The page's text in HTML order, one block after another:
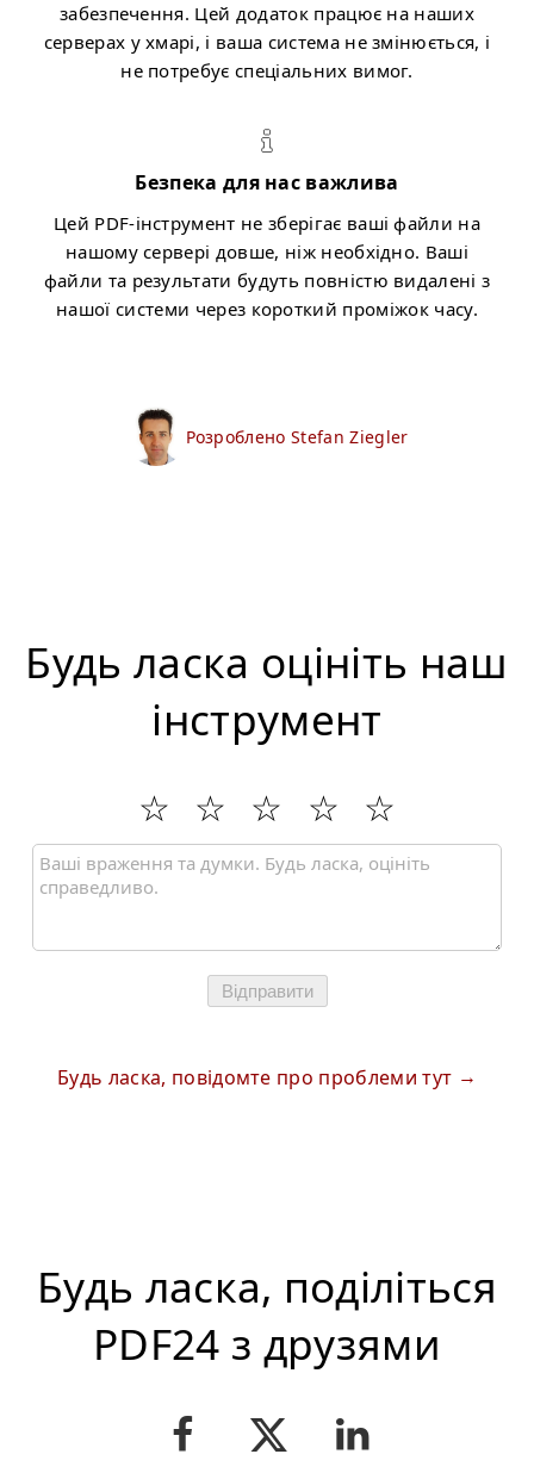
забезпечення. Цей додаток працює на наших
серверах у хмарі, і ваша система не змінюється, і
не потребує спеціальних вимог.
Безпека для нас важлива
Цей PDF-інструмент не зберігає ваші файли на
нашому сервері довше, ніж необхідно. Ваші
файли та результати будуть повністю видалені з
нашої системи через короткий проміжок часу.
Розроблено Stefan Ziegler
Будь ласка оцініть наш
інструмент
Відправити
Будь ласка, повідомте про проблеми тут
Будь ласка, поділіться
PDF24 з друзями